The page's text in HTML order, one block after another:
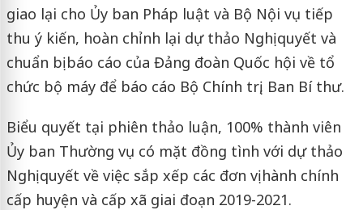
giao lại cho Ủy ban Pháp luật và Bộ Nội vụ tiếp
thu ý kiến, hoàn chỉnh lại dự thảo Nghị quyết và
chuẩn bị báo cáo của Đảng đoàn Quốc hội về tổ
chức bộ máy để báo cáo Bộ Chính trị, Ban Bí thư.
Biểu quyết tại phiên thảo luận, 100% thành viên
Ủy ban Thường vụ có mặt đồng tình với dự thảo
Nghị quyết về việc sắp xếp các đơn vị hành chính
cấp huyện và cấp xã giai đoạn 2019-2021.